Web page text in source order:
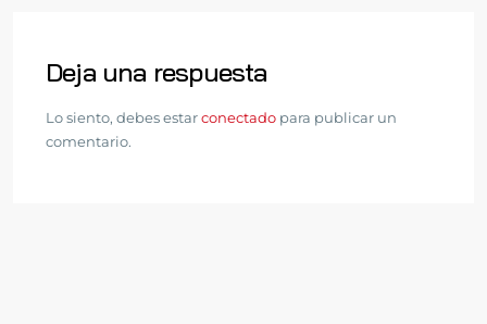
Deja una respuesta
Lo siento, debes estarconectado para publicar un
comentario.